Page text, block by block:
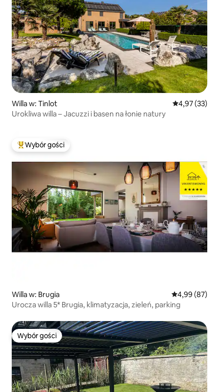
Willa w: Tinlot Średnia
4,97 (33)
Urokliwa willa – Jacuzzi i basen na łonie natury
Najpopularniejsze z kategorii Wybór gości
Wybór gości
Willa w: Brugia Średnia
4,99 (87)
Urocza willa 5* Brugia, klimatyzacja, zieleń, parking
Wybór gości
Wybór gości